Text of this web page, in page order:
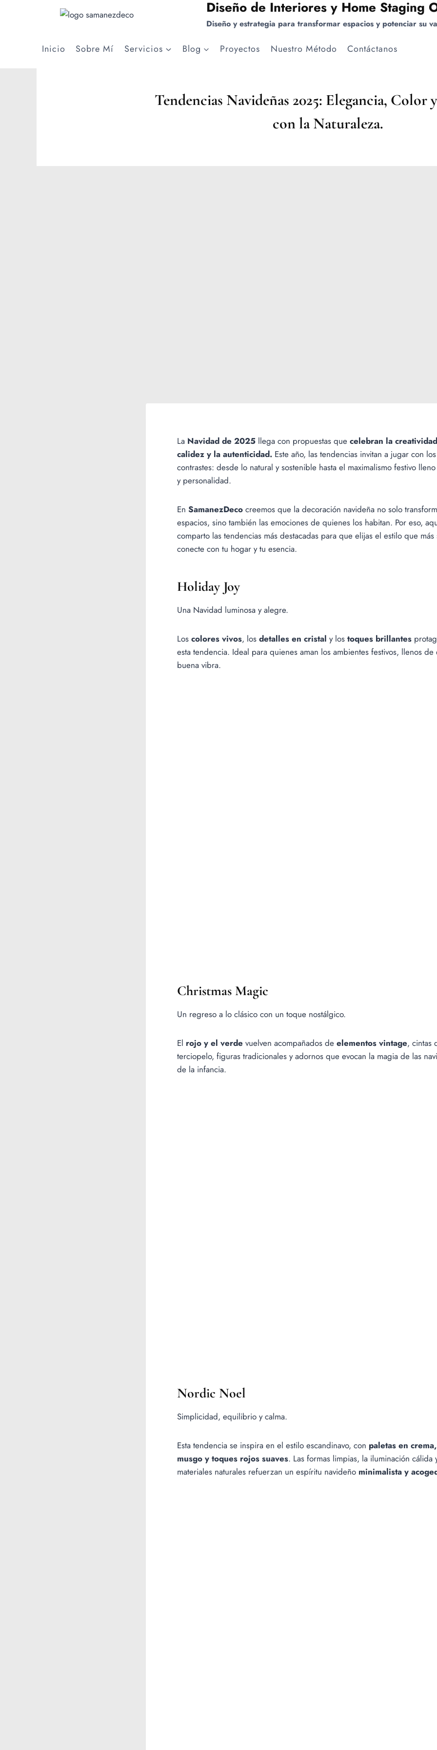
Diseño de Interiores y Home Staging
Diseño y estrategia para transformar espacios y potenciar su
Inicio Sobre Mí Servicios Blog Proyectos Nuestro Método Contáctanos
Y
ESTILO
VIDA
Tendencias Navideñas 2025: Elegancia, Color
con la Naturaleza.
La Navidad de 2025 llega con propuestas que celebran la
calidez y la autenticidad. Este año, las tendencias invitan a jugar con los
contrastes: desde lo natural y sostenible hasta el maximalismo festivo
y personalidad.
En SamanezDeco creemos que la decoración navideña no solo
espacios, sino también las emociones de quienes los habitan. Por eso,
comparto las tendencias más destacadas para que elijas el estilo que más
conecte con tu hogar y tu esencia.
Holiday Joy
Una Navidad luminosa y alegre.
Los colores vivos, los detalles en cristal y los toques brillantes
esta tendencia. Ideal para quienes aman los ambientes festivos, llenos de
buena vibra.
Christmas Magic
Un regreso a lo clásico con un toque nostálgico.
El rojo y el verde vuelven acompañados de elementos vintage, cintas
terciopelo, figuras tradicionales y adornos que evocan la magia de las
de la infancia.
Nordic Noel
Simplicidad, equilibrio y calma.
Esta tendencia se inspira en el estilo escandinavo, con paletas en
musgo y toques rojos suaves. Las formas limpias, la iluminación cálida
materiales naturales refuerzan un espíritu navideño minimalista y